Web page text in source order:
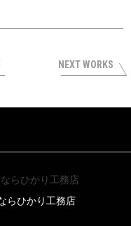
NEXT WORKS
らひかり工務店